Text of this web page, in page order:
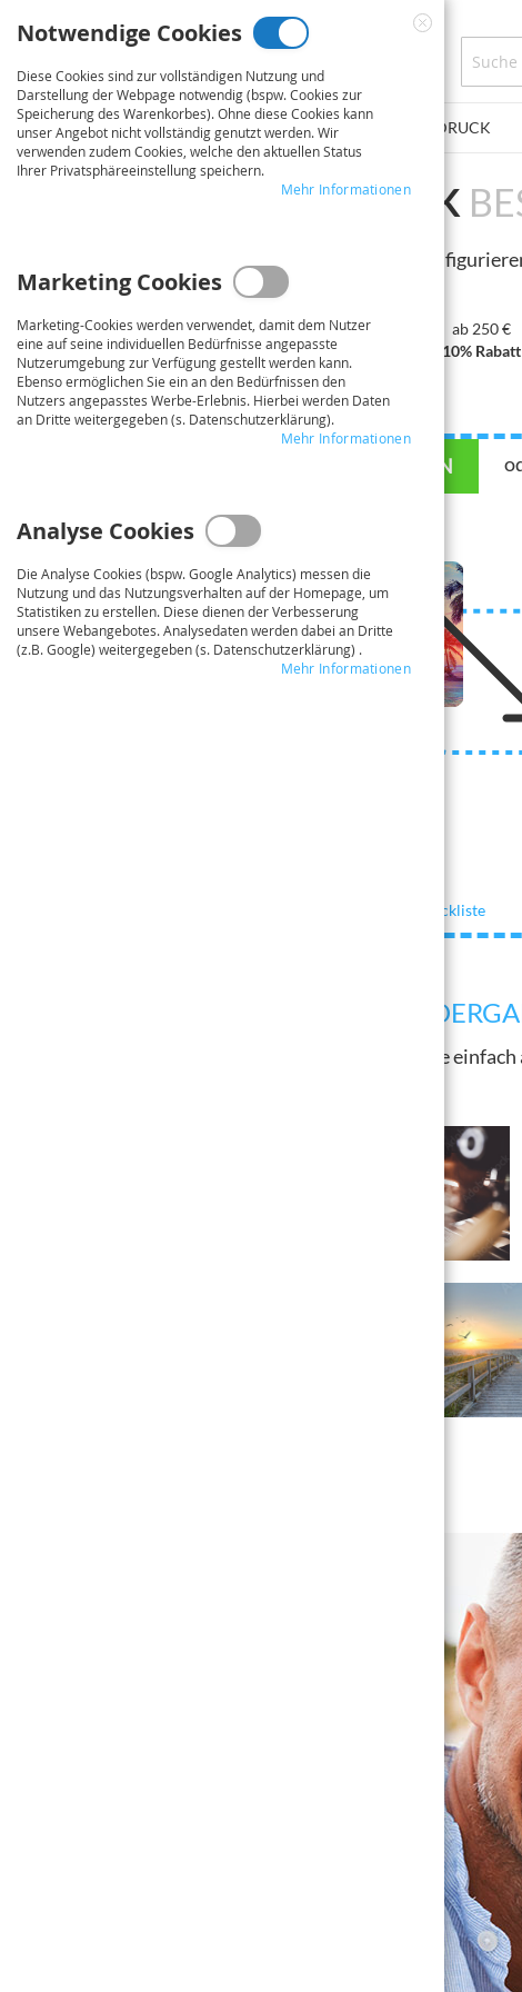
zum
Inhalt
PLOTSERVICE PLAKATE/POSTER FINE ART DRUCK
FOTOTAPETEN DRUCK
Auf dieser Seite können Sie Ihren Auftrag
Daten hochladen.
ab 100 €
5% Rabatt
ab 250 €
10% Rabatt
IHRE DATEI
DATEI HOCHLADEN
Checkliste
TOP SELLER AUS UNSERER
Wenn Sie kein eigenes Foto haben, wählen Sie
Notwendige Cookies
Diese Cookies sind zur vollständigen Nutzung und
Darstellung der Webpage notwendig (bspw. Cookies zur
Speicherung des Warenkorbes). Ohne diese Cookies kann
unser Angebot nicht vollständig genutzt werden. Wir
verwenden zudem Cookies, welche den aktuellen Status
Ihrer Privatsphäreeinstellung speichern.
Mehr Informationen
Marketing Cookies
Marketing-Cookies werden verwendet, damit dem Nutzer
eine auf seine individuellen Bedürfnisse angepasste
Nutzerumgebung zur Verfügung gestellt werden kann.
Ebenso ermöglichen Sie ein an den Bedürfnissen den
Nutzers angepasstes Werbe-Erlebnis. Hierbei werden Daten
an Dritte weitergegeben (s. Datenschutzerklärung).
Mehr Informationen
Analyse Cookies
Die Analyse Cookies (bspw. Google Analytics) messen die
Nutzung und das Nutzungsverhalten auf der Homepage, um
Statistiken zu erstellen. Diese dienen der Verbesserung
unsere Webangebotes. Analysedaten werden dabei an Dritte
(z.B. Google) weitergegeben (s. Datenschutzerklärung) .
Mehr Informationen